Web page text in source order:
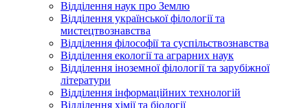
Відділення наук про Землю
Відділення української філології та
мистецтвознавства
Відділення філософії та суспільствознавства
Відділення екології та аграрних наук
Відділення іноземної філології та зарубіжної
літератури
Відділення інформаційних технологій
Відділення хімії та біології